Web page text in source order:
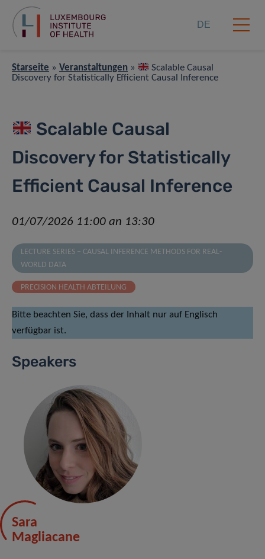
DE
Starseite » Veranstaltungen »
Scalable Causal
Discovery for Statistically Efficient Causal Inference
Scalable Causal
Discovery for Statistically
Efficient Causal Inference
01/07/2026 11:00 an 13:30
LECTURE SERIES – CAUSAL INFERENCE METHODS FOR REAL-
WORLD DATA
PRECISION HEALTH ABTEILUNG
Bitte beachten Sie, dass der Inhalt nur auf Englisch
verfügbar ist.
Speakers
Sara
Magliacane